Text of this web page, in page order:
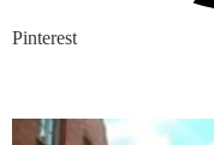
Pinterest